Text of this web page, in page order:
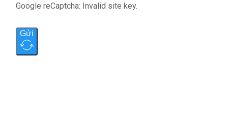
Google reCaptcha: Invalid site key.
Gửi